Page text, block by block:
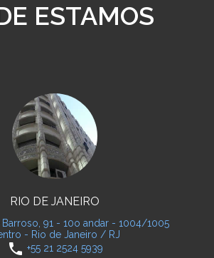
ESTAMOS
RIO DE JANEIRO
Barroso, 91 - 10o andar - 1004/1005
- Rio de Janeiro / RJ
phone +55 21 2524 5939